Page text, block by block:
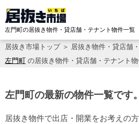
左門町の居抜き物件・貸店舗・テナント物件一覧
居抜き市場トップ＞ 居抜き物件・貸店舗
左門町 の居抜き物件・貸店舗・テナント
左門町の最新の物件一覧です。
居抜き物件で出店・開業をお考えの